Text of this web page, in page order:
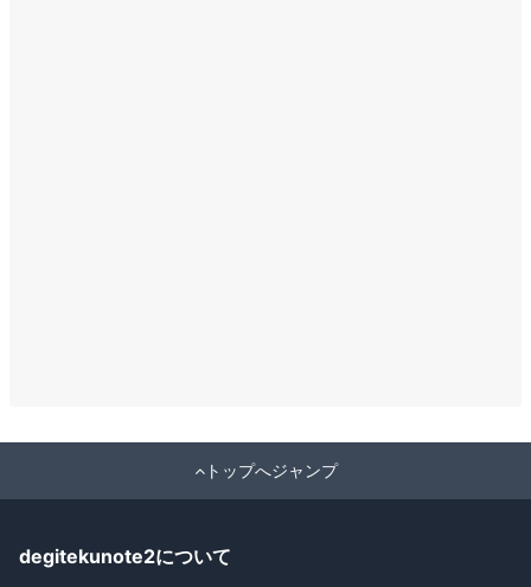
トップへジャンプ
degitekunote2について